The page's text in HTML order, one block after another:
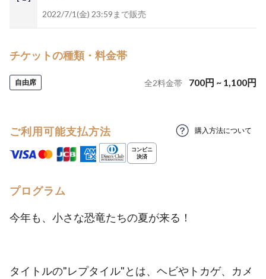
2022/7/1(金) 23:59まで販売
チケットの種類・料金帯
自由席 全2料金帯 700円 ~ 1,100円
ご利用可能支払方法 購入方法について
プログラム
今年も、小さな恐竜たちの夏が来る！
タイトルの"レプタイル"とは、ヘビやトカゲ、カメ